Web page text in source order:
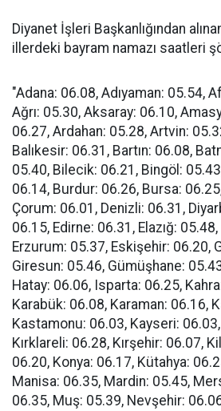
Diyanet İşleri Başkanlığından
illerdeki bayram namazı saatleri
"Adana: 06.08, Adıyaman: 05.54,
Ağrı: 05.30, Aksaray: 06.10,
06.27, Ardahan: 05.28, Artvin:
Balıkesir: 06.31, Bartın: 06.08,
05.40, Bilecik: 06.21, Bingöl:
06.14, Burdur: 06.26, Bursa: 06.25,
Çorum: 06.01, Denizli: 06.31,
06.15, Edirne: 06.31, Elazığ:
Erzurum: 05.37, Eskişehir: 06.20,
Giresun: 05.46, Gümüşhane:
Hatay: 06.06, Isparta: 06.25,
Karabük: 06.08, Karaman: 06.16,
Kastamonu: 06.03, Kayseri: 06.03,
Kırklareli: 06.28, Kırşehir: 06.07,
06.20, Konya: 06.17, Kütahya:
Manisa: 06.35, Mardin: 05.45,
06.35, Muş: 05.39, Nevşehir: